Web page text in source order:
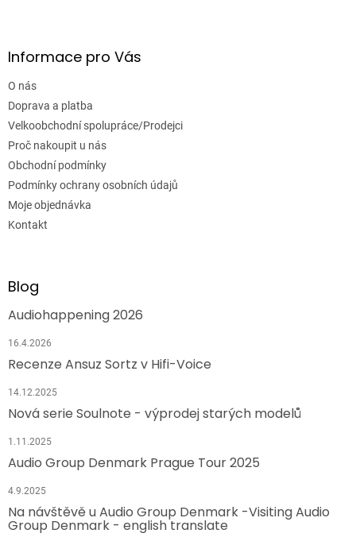
Informace pro Vás
O nás
Doprava a platba
Velkoobchodní spolupráce/Prodejci
Proč nakoupit u nás
Obchodní podmínky
Podmínky ochrany osobních údajů
Moje objednávka
Kontakt
Blog
Audiohappening 2026
16.4.2026
Recenze Ansuz Sortz v Hifi-Voice
14.12.2025
Nová serie Soulnote - výprodej starých modelů
1.11.2025
Audio Group Denmark Prague Tour 2025
4.9.2025
Na návštěvě u Audio Group Denmark -Visiting Audio
Group Denmark - english translate